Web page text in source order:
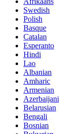
Swedish
Polish
Basque
Catalan
Esperanto
Hindi
Lao
Albanian
Amharic
Armenian
Azerbaijani
Belarusian
Bengali
Bosnian